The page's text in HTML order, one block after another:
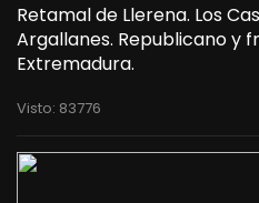
Retamal de Llerena. Los
Argallanes. Republicano y
Extremadura.
Visto: 83776